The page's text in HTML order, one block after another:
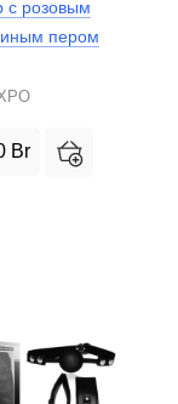
с розовым
пером
Br